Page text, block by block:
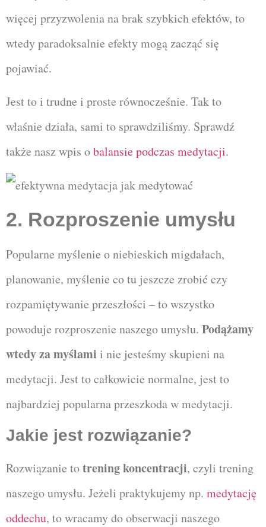
więcej przyzwolenia na brak szybkich efektów, to
wtedy paradoksalnie efekty mogą zacząć się
pojawiać.
Jest to i trudne i proste równocześnie. Tak to
właśnie działa, sami to sprawdziliśmy. Sprawdź
także nasz wpis obalansie podczas medytacji.
2. Rozproszenie umysłu
Popularne myślenie o niebieskich migdałach,
planowanie, myślenie co tu jeszcze zrobić czy
rozpamiętywanie przeszłości – to wszystko
powoduje rozproszenie naszego umysłu. Podążamy
wtedy za myślami i nie jesteśmy skupieni na
medytacji. Jest to całkowicie normalne, jest to
najbardziej popularna przeszkoda w medytacji.
Jakie jest rozwiązanie?
Rozwiązanie totrening koncentracji, czyli trening
naszego umysłu. Jeżeli praktykujemy np. medytację
oddechu, to wracamy do obserwacji naszego